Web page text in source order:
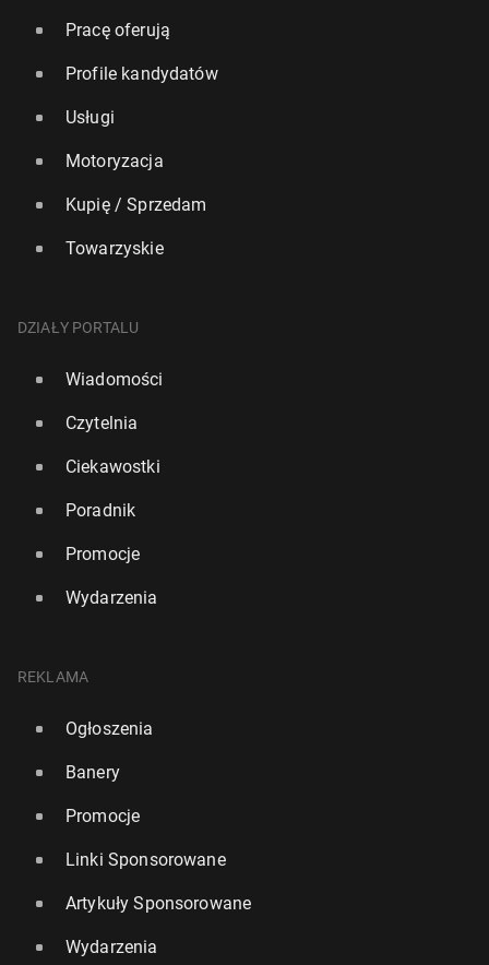
Pracę oferują
Profile kandydatów
Usługi
Motoryzacja
Kupię / Sprzedam
Towarzyskie
DZIAŁY PORTALU
Wiadomości
Czytelnia
Ciekawostki
Poradnik
Promocje
Wydarzenia
REKLAMA
Ogłoszenia
Banery
Promocje
Linki Sponsorowane
Artykuły Sponsorowane
Wydarzenia